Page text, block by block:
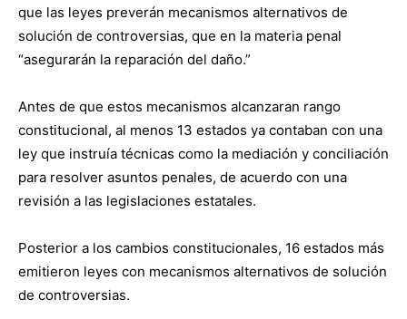
que las leyes preverán mecanismos alternativos de
solución de controversias, que en la materia penal
“asegurarán la reparación del daño.”
Antes de que estos mecanismos alcanzaran rango
constitucional, al menos 13 estados ya contaban con una
ley que instruía técnicas como la mediación y conciliación
para resolver asuntos penales, de acuerdo con una
revisión a las legislaciones estatales.
Posterior a los cambios constitucionales, 16 estados más
emitieron leyes con mecanismos alternativos de solución
de controversias.